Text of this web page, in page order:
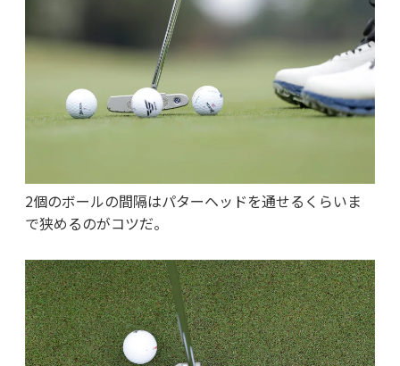
2個のボールの間隔はパターヘッドを通せるくらいま
で狭めるのがコツだ。